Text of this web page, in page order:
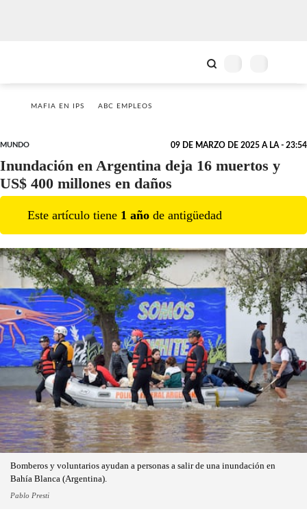
MAFIA EN IPS ABC EMPLEOS
MUNDO 09 DE MARZO DE 2025 A LA - 23:54
Inundación en Argentina deja 16 muertos y
US$ 400 millones en daños
Este artículo tiene 1 año de antigüedad
Bomberos y voluntarios ayudan a personas a salir de una inundación en
Bahía Blanca (Argentina).
Pablo Presti